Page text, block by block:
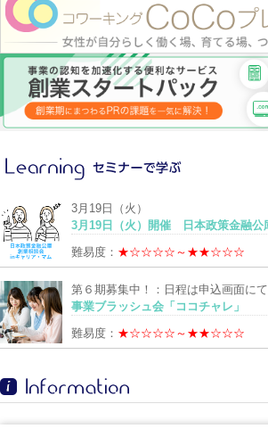
3月19日（火）
3月19日（火）開催 日本政策金融公
難易度： ★☆☆☆☆～★★☆☆☆
第６期募集中！：日程は申込画面に
事業ブラッシュ会「ココチャレ」
難易度： ★☆☆☆☆～★★☆☆☆